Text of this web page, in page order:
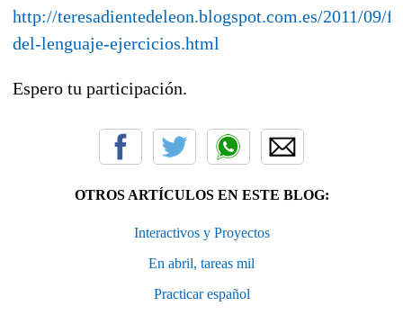
http://teresadientedeleon.blogspot.com.es/2011/09/
del-lenguaje-ejercicios.html
Espero tu participación.
OTROS ARTÍCULOS EN ESTE BLOG:
Interactivos y Proyectos
En abril, tareas mil
Practicar español